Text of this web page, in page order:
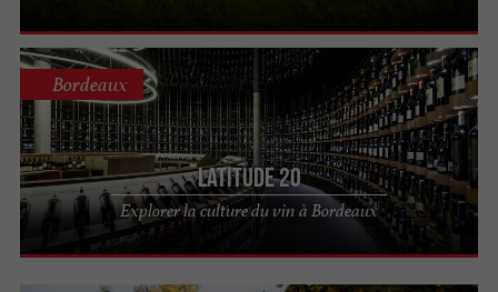
Latitude 20
Explorer la culture du vin à Bordeaux
Bordeaux